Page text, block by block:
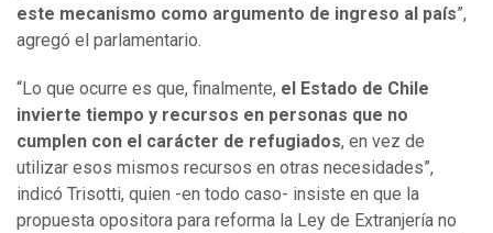
este mecanismo como argumento de ingreso al país”,
agregó el parlamentario.
“Lo que ocurre es que, finalmente, el Estado de Chile
invierte tiempo y recursos en personas que no
cumplen con el carácter de refugiados, en vez de
utilizar esos mismos recursos en otras necesidades”,
indicó Trisotti, quien -en todo caso- insiste en que la
propuesta opositora para reforma la Ley de Extranjería no